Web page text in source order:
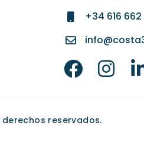
+34 616
reservados.